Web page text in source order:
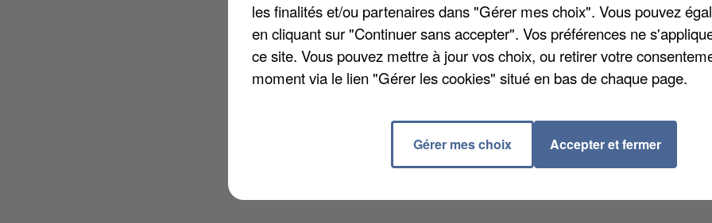
les finalités et/ou partenaires dans "Gérer mes choix". Vous pouvez
en cliquant sur "Continuer sans accepter". Vos préférences ne
ce site. Vous pouvez mettre à jour vos choix, ou retirer votre
moment via le lien "Gérer les cookies" situé en bas de chaque page.
Gérer mes choix Accepter et fermer